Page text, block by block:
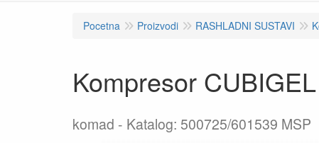
Pocetna Proizvodi RASHLADNI SUSTAVI
Kompresor
komad Katalog: 500725/601539 MSP